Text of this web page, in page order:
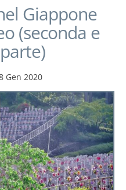
Giappone
(seconda e
Gen 2020